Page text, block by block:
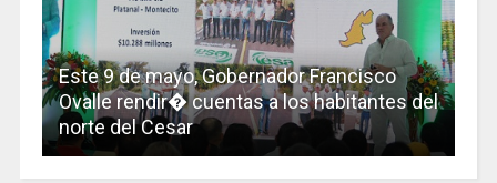
Este 9 de mayo, Gobernador Francisco
Ovalle rendir� cuentas a los habitantes del
norte del Cesar